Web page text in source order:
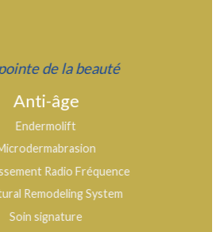
de la beauté
Anti-âge
Endermolift
Radio Fréquence
Remodeling System
Soin signature